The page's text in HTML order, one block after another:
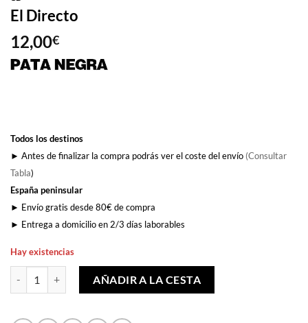
El Directo
12,00€
Todos los destinos
► Antes de finalizar la compra podrás ver el coste del envío (Consultar
Tabla)
España peninsular
► Envío gratis desde 80€ de compra
► Entrega a domicilio en 2/3 días laborables
Hay existencias
AÑADIR A LA CESTA